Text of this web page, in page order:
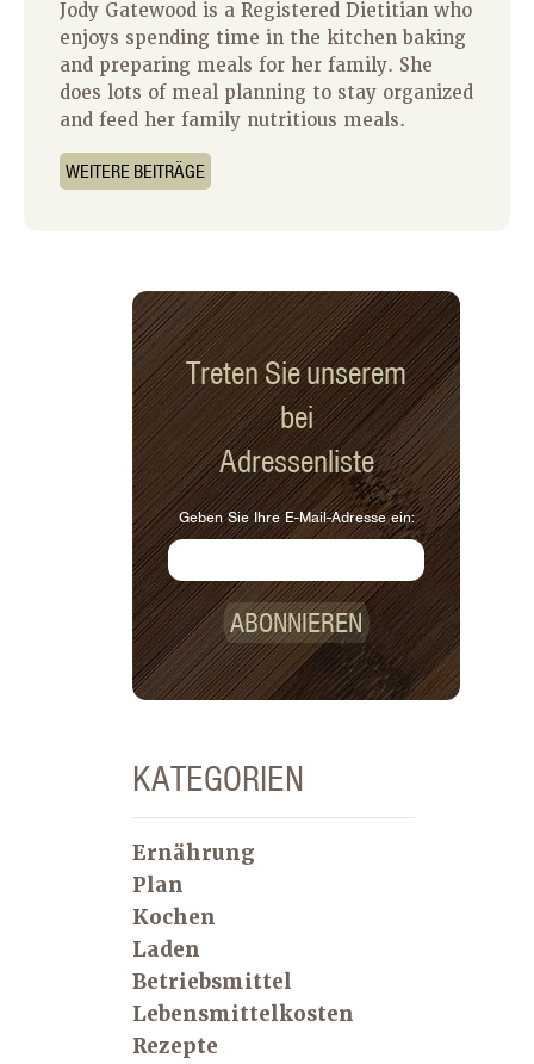
Jody Gatewood is a Registered Dietitian who
enjoys spending time in the kitchen baking
and preparing meals for her family. She
does lots of meal planning to stay organized
and feed her family nutritious meals.
WEITERE BEITRÄGE
Treten Sie unserem
bei
Adressenliste
Geben Sie Ihre E-Mail-Adresse ein:
ABONNIEREN
KATEGORIEN
Ernährung
Plan
Kochen
Laden
Betriebsmittel
Lebensmittelkosten
Rezepte